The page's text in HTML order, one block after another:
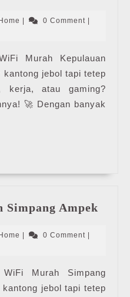
IndiHome
| 0 Comment |
Murah Kepulauan
jebol tapi tetep
kerja, atau gaming?
🚀 Dengan banyak
Simpang Ampek
IndiHome0 Comment
Murah Simpang
jebol tapi tetep